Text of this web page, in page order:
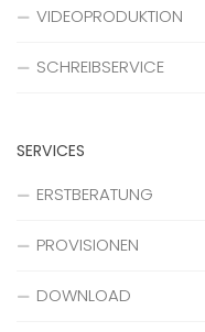
VIDEOPRODUKTION
SCHREIBSERVICE
SERVICES
ERSTBERATUNG
PROVISIONEN
DOWNLOAD